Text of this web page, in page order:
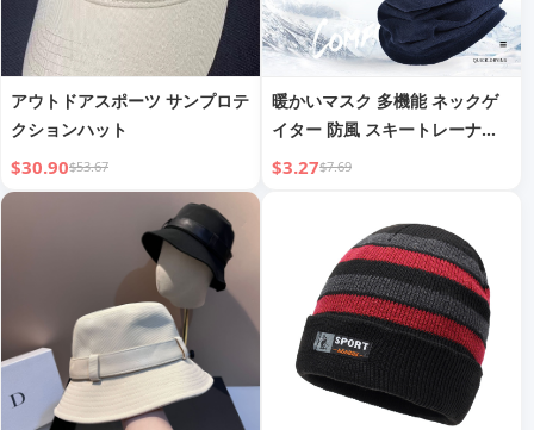
アウトドアスポーツ サンプロテ
クションハット
$30.90$53.67
暖かいマスク 多機能 ネックゲ
イター 防風 スキートレーナー
ポーラーフリース スポーツ用
$3.27$7.69